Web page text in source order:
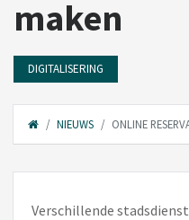
maken
DIGITALISERING
NIEUWS ONLINE
Verschillende